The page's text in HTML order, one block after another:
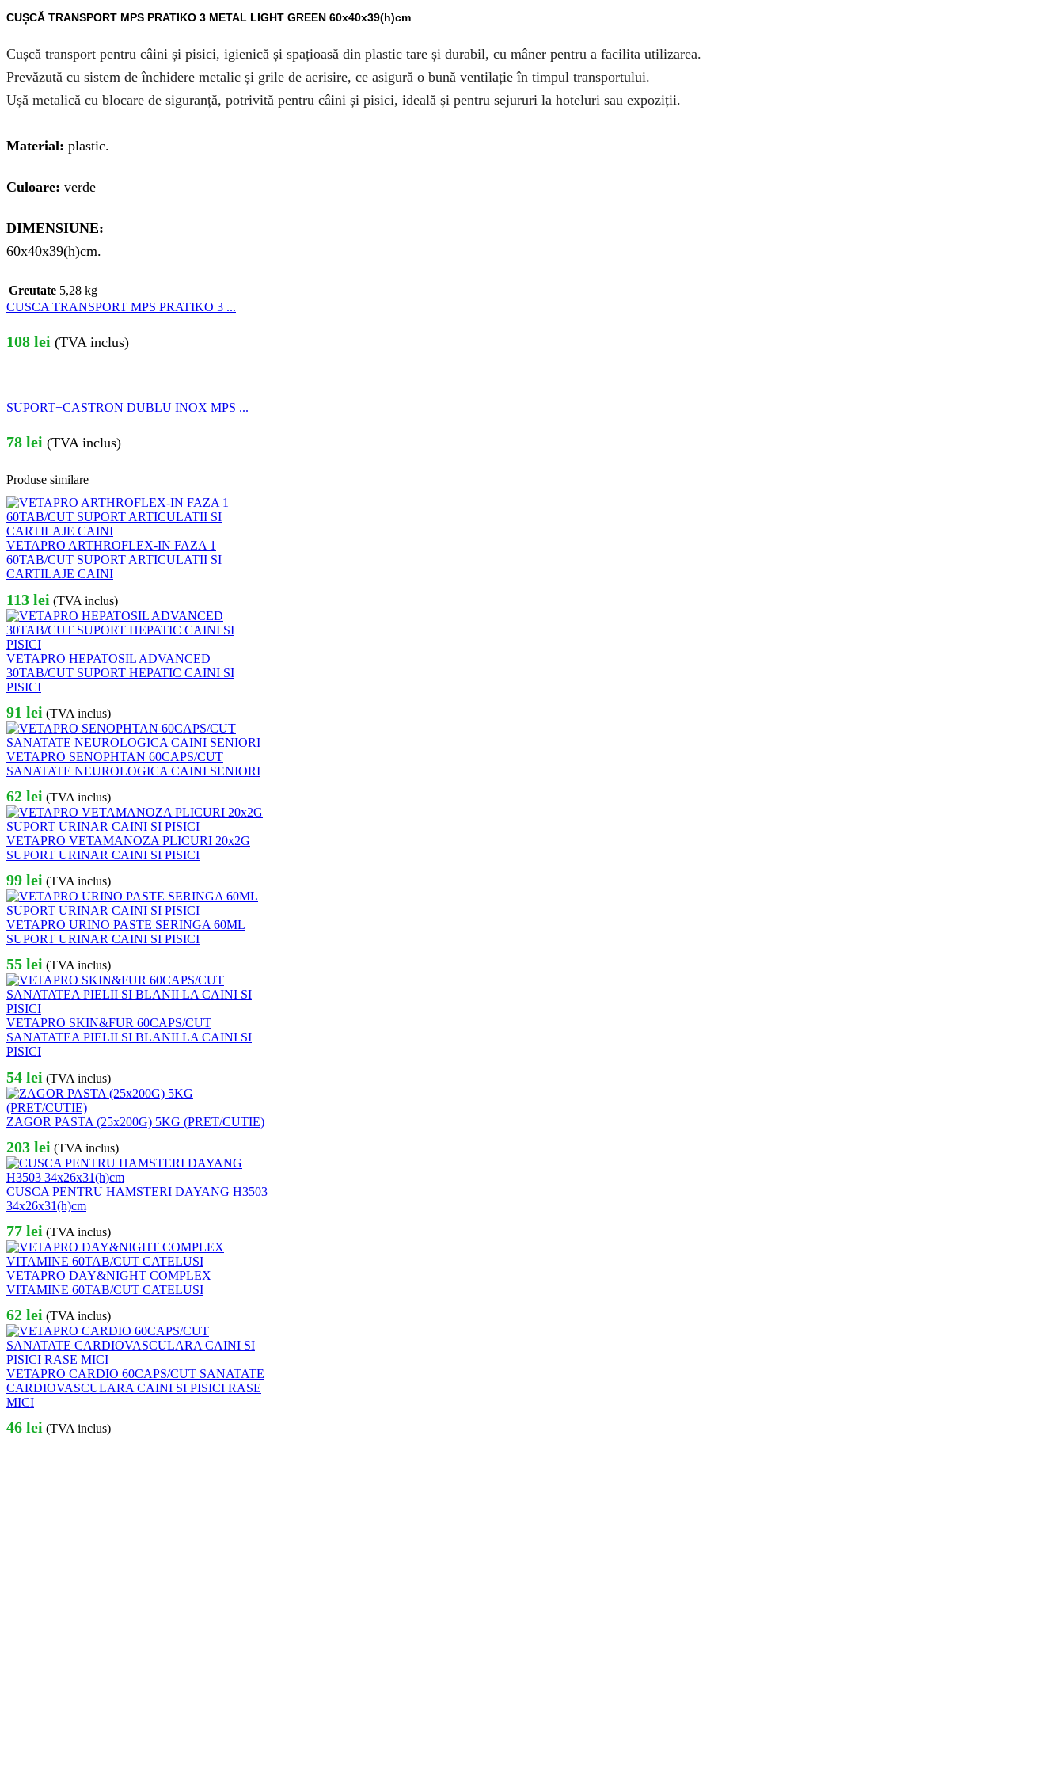
CUȘCĂ TRANSPORT MPS PRATIKO 3 METAL LIGHT GREEN 60x40x39(h)cm
Cușcă transport pentru câini și pisici, igienică și spațioasă din plastic tare și durabil, cu mâner pentru a facilita utilizarea.
Prevăzută cu sistem de închidere metalic și grile de aerisire, ce asigură o bună ventilație în timpul transportului.
Ușă metalică cu blocare de siguranță, potrivită pentru câini și pisici, ideală și pentru sejururi la hoteluri sau expoziții.
Material: plastic.
Culoare: verde
DIMENSIUNE:
60x40x39(h)cm.
Greutate 5,28 kg
CUSCA TRANSPORT MPS PRATIKO 3 ...
108 lei (TVA inclus)
SUPORT+CASTRON DUBLU INOX MPS ...
78 lei (TVA inclus)
Produse similare
VETAPRO ARTHROFLEX-IN FAZA 1
60TAB/CUT SUPORT ARTICULATII SI
CARTILAJE CAINI
113 lei (TVA inclus)
VETAPRO HEPATOSIL ADVANCED
30TAB/CUT SUPORT HEPATIC CAINI SI
PISICI
91 lei (TVA inclus)
VETAPRO SENOPHTAN 60CAPS/CUT
SANATATE NEUROLOGICA CAINI SENIORI
62 lei (TVA inclus)
VETAPRO VETAMANOZA PLICURI 20x2G
SUPORT URINAR CAINI SI PISICI
99 lei (TVA inclus)
VETAPRO URINO PASTE SERINGA 60ML
SUPORT URINAR CAINI SI PISICI
55 lei (TVA inclus)
VETAPRO SKIN&FUR 60CAPS/CUT
SANATATEA PIELII SI BLANII LA CAINI SI
PISICI
54 lei (TVA inclus)
ZAGOR PASTA (25x200G) 5KG (PRET/CUTIE)
203 lei (TVA inclus)
CUSCA PENTRU HAMSTERI DAYANG H3503
34x26x31(h)cm
77 lei (TVA inclus)
VETAPRO DAY&NIGHT COMPLEX
VITAMINE 60TAB/CUT CATELUSI
62 lei (TVA inclus)
VETAPRO CARDIO 60CAPS/CUT SANATATE
CARDIOVASCULARA CAINI SI PISICI RASE
MICI
46 lei (TVA inclus)